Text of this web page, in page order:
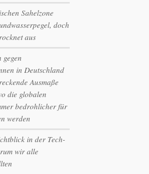
Sahelzone
doch
aus
gegen
in Deutschland
Ausmaße
die globalen
bedrohlicher für
werden
in der Tech-
wir alle